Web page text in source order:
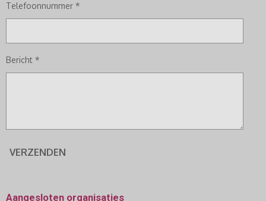
Telefoonnummer *
Bericht *
VERZENDEN
Aangesloten organisaties